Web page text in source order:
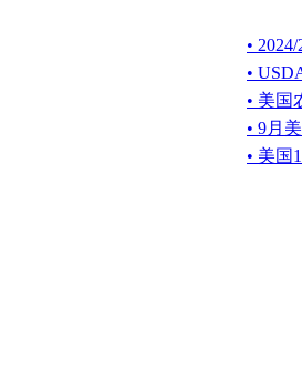
•
•
• 美国
• 9月
• 美国